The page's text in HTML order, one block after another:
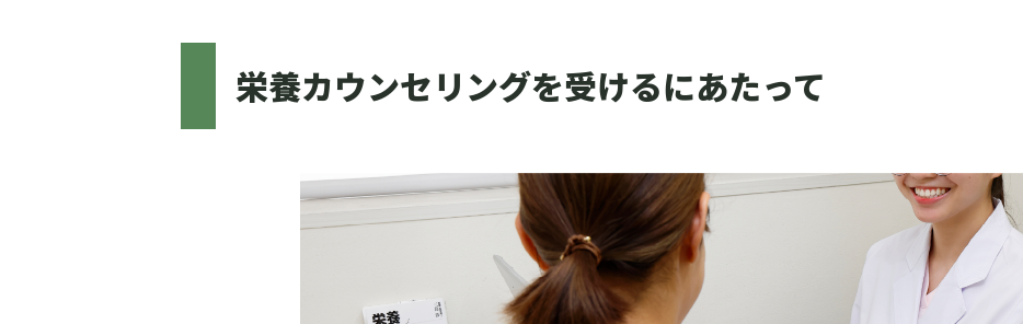
栄養カウンセリングを受けるにあたって